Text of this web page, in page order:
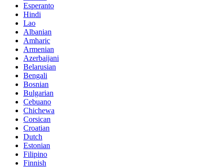
Esperanto
Hindi
Lao
Albanian
Amharic
Armenian
Azerbaijani
Belarusian
Bengali
Bosnian
Bulgarian
Cebuano
Chichewa
Corsican
Croatian
Dutch
Estonian
Filipino
Finnish